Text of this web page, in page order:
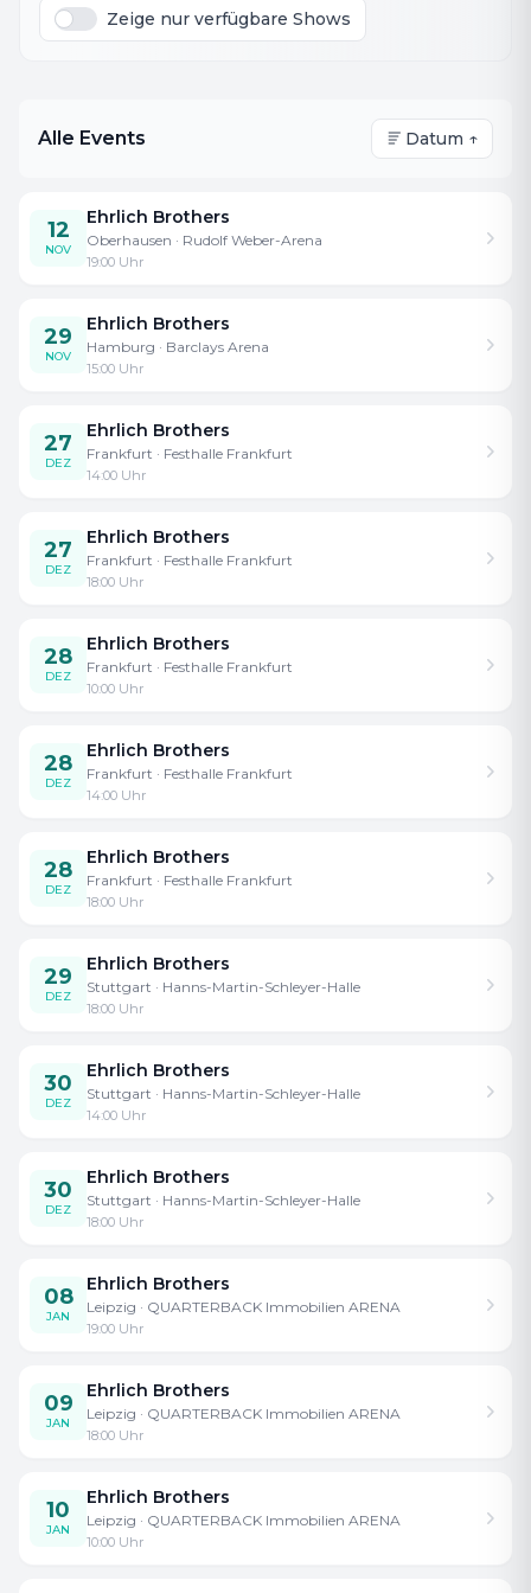
High Tech Equipment, monumentalen
WONDERWORLD die größte Magie Show des
Planeten. Andreas und Chris Ehrlich
Superlative!“
Zeige nur verfügbare Shows
Alle Events Datum ↑
12
NOV
Ehrlich Brothers
Oberhausen · Rudolf Weber-Arena
19:00 Uhr
29
NOV
Ehrlich Brothers
Hamburg · Barclays Arena
15:00 Uhr
27
DEZ
Ehrlich Brothers
Frankfurt · Festhalle Frankfurt
14:00 Uhr
27
DEZ
Ehrlich Brothers
Frankfurt · Festhalle Frankfurt
18:00 Uhr
28
DEZ
Ehrlich Brothers
Frankfurt · Festhalle Frankfurt
10:00 Uhr
28
DEZ
Ehrlich Brothers
Frankfurt · Festhalle Frankfurt
14:00 Uhr
28
DEZ
Ehrlich Brothers
Frankfurt · Festhalle Frankfurt
18:00 Uhr
29
DEZ
Ehrlich Brothers
Stuttgart · Hanns-Martin-Schleyer-Halle
18:00 Uhr
30
DEZ
Ehrlich Brothers
Stuttgart · Hanns-Martin-Schleyer-Halle
14:00 Uhr
30
DEZ
Ehrlich Brothers
Stuttgart · Hanns-Martin-Schleyer-Halle
18:00 Uhr
08
JAN
Ehrlich Brothers
Leipzig · QUARTERBACK Immobilien ARENA
19:00 Uhr
09
JAN
Ehrlich Brothers
Leipzig · QUARTERBACK Immobilien ARENA
18:00 Uhr
10
JAN
Ehrlich Brothers
Leipzig · QUARTERBACK Immobilien ARENA
10:00 Uhr